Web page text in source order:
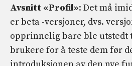
Avsnitt «Profil»: Det må
er beta -versjoner, dvs.
opprinnelig bare ble utstedt
brukere for å teste dem før